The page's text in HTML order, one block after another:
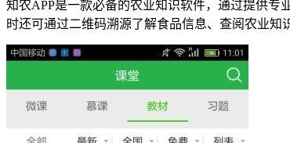
知农APP是一款必备的农业知识软件，通过提供专
时还可通过二维码溯源了解食品信息、查阅农业知